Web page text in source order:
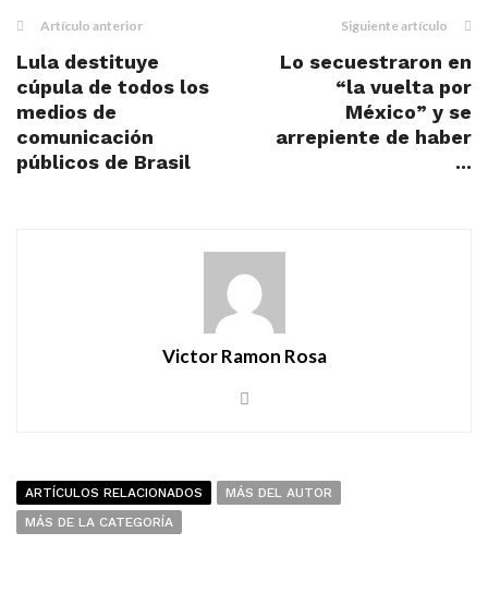
Artículo anterior
Lula destituye
cúpula de todos los
medios de
comunicación
públicos de Brasil
Siguiente artículo
Lo secuestraron en
“la vuelta por
México” y se
arrepiente de haber
...
Victor Ramon Rosa
ARTÍCULOS RELACIONADOS
MÁS DEL AUTOR
MÁS DE LA CATEGORÍA